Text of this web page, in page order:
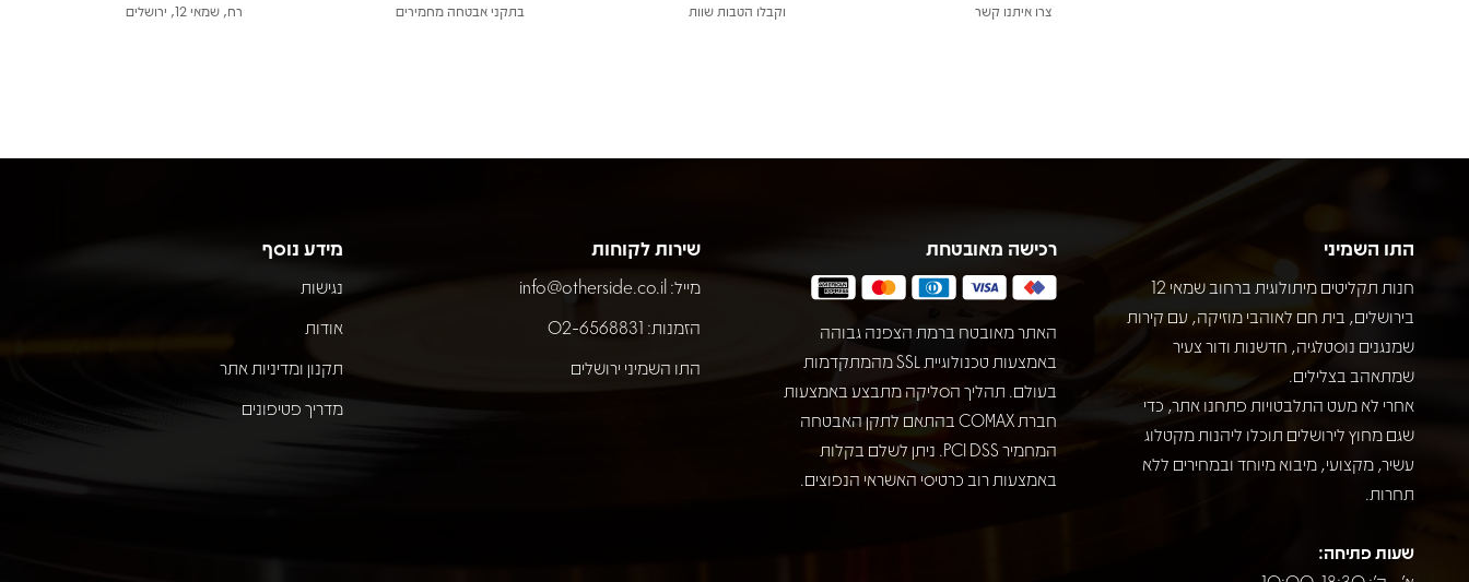
צרו איתנו קשר
וקבלו הטבות שוות
בתקני אבטחה מחמירים
רח, שמאי 12, ירושלים
התו השמיני
חנות תקליטים מיתולוגית ברחוב שמאי 12
בירושלים, בית חם לאוהבי מוזיקה, עם קירות
שמנגנים נוסטלגיה, חדשנות ודור צעיר
שמתאהב בצלילים.
אחרי לא מעט התלבטויות פתחנו אתר, כדי
שגם מחוץ לירושלים תוכלו ליהנות מקטלוג
עשיר, מקצועי, מיבוא מיוחד ובמחירים ללא
תחרות.
שעות פתיחה:
רכישה מאובטחת
האתר מאובטח ברמת הצפנה גבוהה
באמצעות טכנולוגיית SSL מהמתקדמות
בעולם. תהליך הסליקה מתבצע באמצעות
חברת COMAX בהתאם לתקן האבטחה
המחמיר PCI DSS. ניתן לשלם בקלות
באמצעות רוב כרטיסי האשראי הנפוצים.
שירות לקוחות
מייל: info@otherside.co.il
הזמנות: 02-6568831
התו השמיני ירושלים
מידע נוסף
נגישות
אודות
תקנון ומדיניות אתר
מדריך פטיפונים